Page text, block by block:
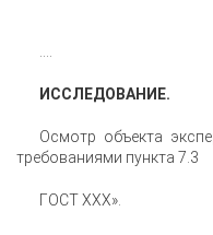
ИССЛЕДОВАНИЕ.
Осмотр объекта
требованиями пункта 7.3
ГОСТ XXX».